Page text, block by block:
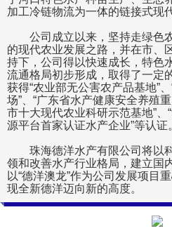
加工冷链物流为一体的链接式现
公司成立以来，坚持走绿色
的现代农业发展之路，并在市、
持下，公司得以快速成长，特色
流通格局初步形成，取得了一定
获得“农业部无公害农产品基地”
场”、“广东省水产健康安全养殖
市十大现代农业科研示范基地”
源平台首家认证水产企业”等认证
珠海德洋水产有限公司将以
领和改善水产行业格局，建立国
以“德洋澳龙”作为公司发展项目
现全新德洋迈向新的高度。